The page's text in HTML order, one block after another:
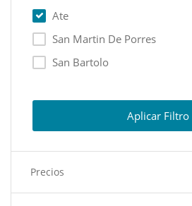
Ate
San Martin De Porres
San Bartolo
San Juan De Lurigancho
San Luis
Lurigancho
Aplicar Filtro
Precios